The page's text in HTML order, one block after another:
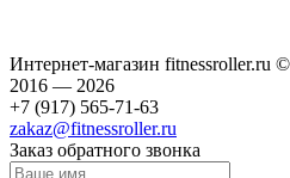
Интернет-магазин fitnessroller.ru ©
2016 — 2026
+7 (917) 565-71-63
zakaz@fitnessroller.ru
Заказ обратного звонка